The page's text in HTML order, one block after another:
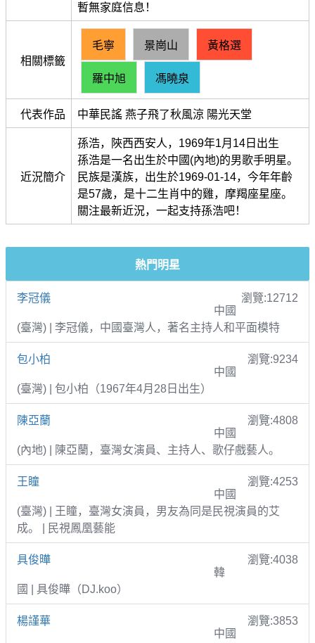
暫無家庭信息！
相關標籤
毛寧 景崗山 黃格選
羅中旭 馮曉泉
代表作品 中華民謠 燕子飛了秋風涼 陽光天堂
近況簡介
孫浩，陜西西安人，1969年1月14日出生
孫浩是一名出生於中國(內地)的男歌手明星。
民族是漢族，出生於1969-01-14，今年年齡
是57歲，是十二生肖中的雞，摩羯座星座。
關注最新近況，一起支持孫浩吧！
熱門明星
李冠儀
瀏覽:12712
中國
(臺灣) | 李冠儀，中國臺灣人，著名主持人和平面模特
包小柏
瀏覽:9234
中國
(臺灣) | 包小柏（1967年4月28日出生）
陳亞蘭
瀏覽:4808
中國
(內地) | 陳亞蘭，臺灣女演員、主持人、歌仔戲藝人。
王瞳
瀏覽:4253
中國
(臺灣) | 王瞳，臺灣女演員，男友為同是民視演員的艾
成。 | 民視鳳凰藝能
具俊曄
瀏覽:4038
韓
國 | 具俊曄（DJ.koo）
楊謹華
瀏覽:3853
中國